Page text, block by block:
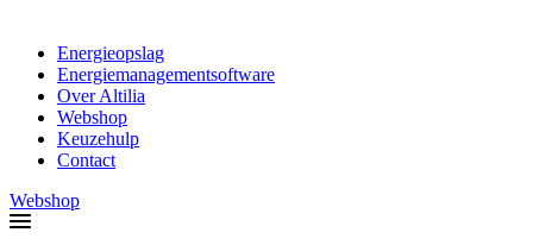
Energieopslag
Energiemanagementsoftware
Over Altilia
Webshop
Keuzehulp
Contact
Webshop